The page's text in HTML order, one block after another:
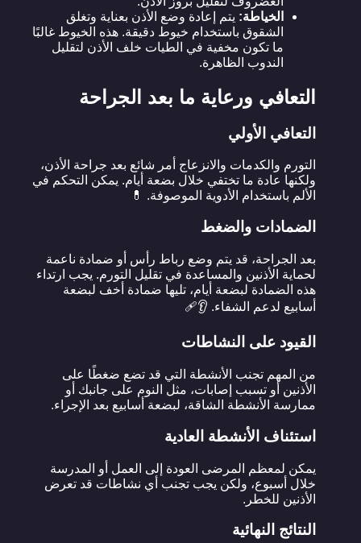
الخياطة: يتم إعادة وضع الأذن بعناية وتغلق
الشقوق باستخدام خيوط دقيقة. هذه الخيوط غالبًا
ما تكون مخفية في الطيات خلف الأذن لتقليل
الندوب الظاهرة.
التعافي ورعاية ما بعد الجراحة
التعافي الأولي
التورم والكدمات والانزعاج أمر شائع بعد جراحة الأذن،
ولكنها عادة ما تختفي خلال بضعة أيام. يمكن التحكم في
الألم باستخدام الأدوية الموصوفة. 💊
الضمادات والضغط
بعد الجراحة، قد يتم وضع رباط رأس أو ضمادة ناعمة
لحماية الأذنين والمساعدة في تقليل التورم. يجب ارتداء
هذه الضمادة لبضعة أيام، تليها ضمادة أخف لبضعة
أسابيع لدعم الشفاء. 👂🩹
القيود على النشاطات
من المهم تجنب الأنشطة التي قد تضع ضغطًا على
الأذنين أو تسبب إصابات، مثل النوم على جانبك أو
ممارسة الأنشطة الشاقة، لبضعة أسابيع بعد الإجراء.
استئناف الأنشطة العادية
يمكن لمعظم المرضى العودة إلى العمل أو المدرسة
خلال أسبوع، ولكن يجب تجنب أي نشاطات قد تعرض
الأذنين للخطر.
النتائج النهائية